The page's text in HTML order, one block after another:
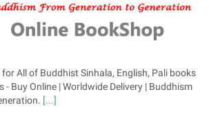
All of Buddhist Sinhala, English, Pali books
Buy Online | Worldwide Delivery | Buddhism
[...]